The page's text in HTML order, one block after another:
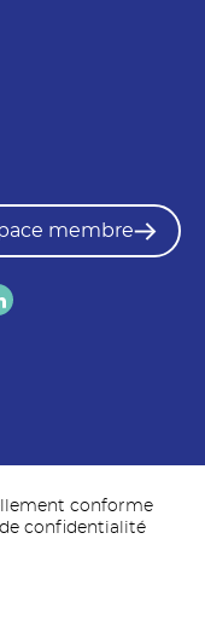
membre
conforme
confidentialité